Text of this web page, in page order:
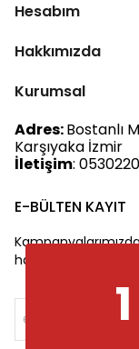
Hesabım
Hakkımızda
Kurumsal
Adres:Bostanlı
Karşıyaka İzmir
İletişim:
E-BÜLTEN KAYIT
haberdar olun.